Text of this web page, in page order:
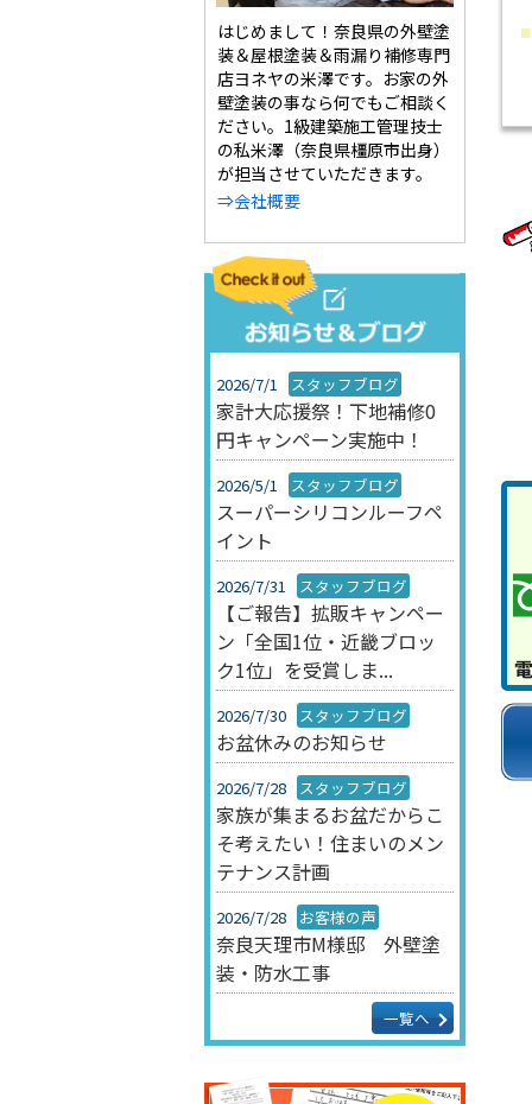
はじめまして！奈良県の外壁塗
装＆屋根塗装＆雨漏り補修専門
店ヨネヤの米澤です。お家の外
壁塗装の事なら何でもご相談く
ださい。1級建築施工管理技士
の私米澤（奈良県橿原市出身）
が担当させていただきます。
⇒会社概要
2026/7/1 スタッフブログ
家計大応援祭！下地補修0
円キャンペーン実施中！
2026/5/1 スタッフブログ
スーパーシリコンルーフペ
イント
2026/7/31 スタッフブログ
【ご報告】拡販キャンペー
ン「全国1位・近畿ブロッ
ク1位」を受賞しま...
2026/7/30 スタッフブログ
お盆休みのお知らせ
2026/7/28 スタッフブログ
家族が集まるお盆だからこ
そ考えたい！住まいのメン
テナンス計画
2026/7/28 お客様の声
奈良天理市M様邸 外壁塗
装・防水工事
一覧へ
■